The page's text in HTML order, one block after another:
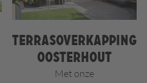
Terrasoverkapping
Oosterhout
Met onze